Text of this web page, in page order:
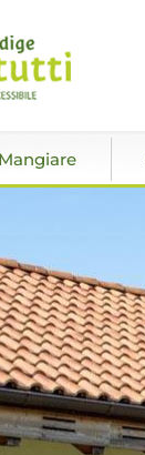
Mangiare